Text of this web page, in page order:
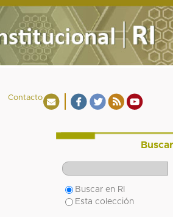
Contacto
Buscar en RI
Esta colección